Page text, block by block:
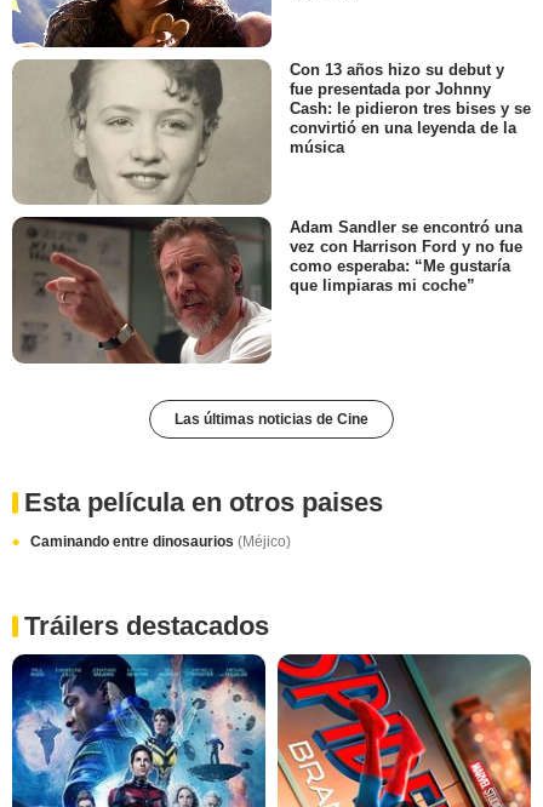
Con 13 años hizo su debut y
fue presentada por Johnny
Cash: le pidieron tres bises y se
convirtió en una leyenda de la
música
Adam Sandler se encontró una
vez con Harrison Ford y no fue
como esperaba: “Me gustaría
que limpiaras mi coche”
Las últimas noticias de Cine
Esta película en otros paises
Caminando entre dinosaurios (Méjico)
Tráilers destacados